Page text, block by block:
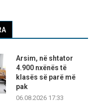
Arsim, në shtator
4.900 nxënës të
klasës së parë më
pak
06.08.2026 17:33